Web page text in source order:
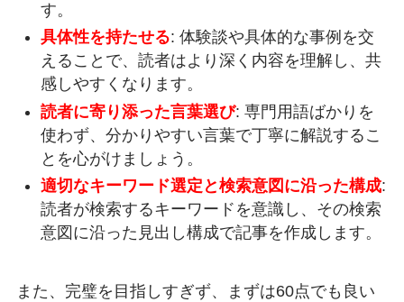
す。
具体性を持たせる: 体験談や具体的な事例を交
えることで、読者はより深く内容を理解し、共
感しやすくなります。
読者に寄り添った言葉選び: 専門用語ばかりを
使わず、分かりやすい言葉で丁寧に解説するこ
とを心がけましょう。
適切なキーワード選定と検索意図に沿った構成:
読者が検索するキーワードを意識し、その検索
意図に沿った見出し構成で記事を作成します。
また、完璧を目指しすぎず、まずは60点でも良い